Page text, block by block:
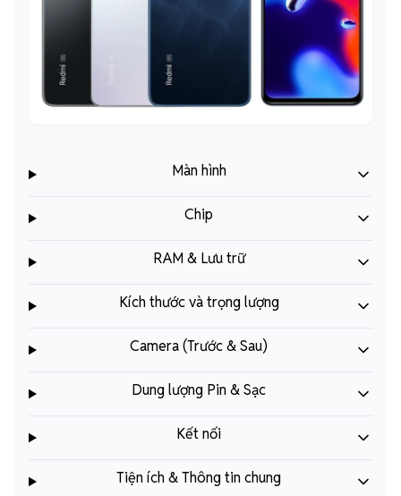
Màn hình
Chip
RAM & Lưu trữ
Kích thước và trọng lượng
Camera (Trước & Sau)
Dung lượng Pin & Sạc
Kết nối
Tiện ích & Thông tin chung